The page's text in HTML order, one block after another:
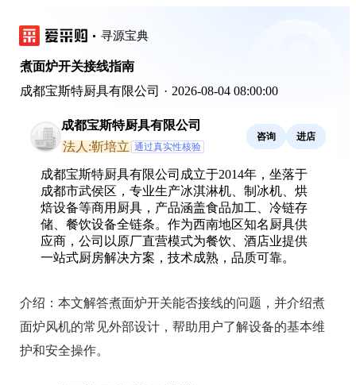
寻源宝典
煮面炉开关接线指南
成都宝斯特厨具有限公司 · 2026-08-04 08:00:00
成都宝斯特厨具有限公司
法人:靳培立 通过真实性核验
咨询 进店
成都宝斯特厨具有限公司成立于2014年，坐落于
成都市武侯区，专业生产冰淇淋机、制冰机、烘
焙设备等商用厨具，产品涵盖食品加工、冷链存
储、餐饮设备全链条。作为西南地区知名厨具供
应商，公司以原厂直营模式为餐饮、酒店业提供
一站式厨房解决方案，技术成熟，品质可靠。
介绍： 本文解答煮面炉开关能否接线的问题，并介绍煮
面炉风机的常见外部设计，帮助用户了解设备的基本维
护和安全操作。